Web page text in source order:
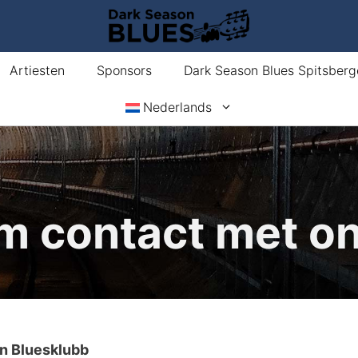
Artiesten Sponsors Dark Season Blues
Nederlands
contact met
Bluesklubb